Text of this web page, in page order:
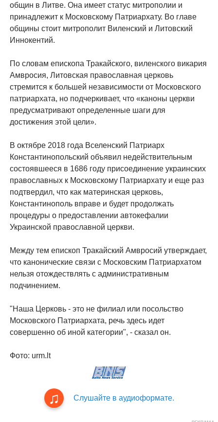
общин в Литве. Она имеет статус митрополии и
принадлежит к Московскому Патриархату. Во главе
общины стоит митрополит Виленский и Литовский
Иннокентий.
По словам епископа Тракайского, виленского викария
Амвросия, Литовская православная церковь
стремится к большей независимости от Московского
патриархата, но подчеркивает, что «каноны церкви
предусматривают определенные шаги для
достижения этой цели».
В октябре 2018 года Вселенский Патриарх
Константинопольский объявил недействительным
состоявшееся в 1686 году присоединение украинских
православных к Московскому Патриархату и еще раз
подтвердил, что как материнская церковь,
Константинополь вправе и будет продолжать
процедуры о предоставлении автокефалии
Украинской православной церкви.
Между тем епископ Тракайский Амвросий утверждает,
что канонические связи с Московским Патриархатом
нельзя отождествлять с административным
подчинением.
"Наша Церковь - это не филиал или посольство
Московского Патриархата, речь здесь идет
совершенно об иной категории", - сказал он.
Фото: urm.lt
Слушайте в аудиоформате.